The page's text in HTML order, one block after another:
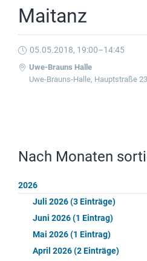
Maitanz
05.05.2018, 19:00–14:45
Uwe-Brauns Halle
Uwe-Brauns-Halle, Hauptstraße
Nach Monaten
2026
Juli 2026 (3 Einträge)
Juni 2026 (1 Eintrag)
Mai 2026 (1 Eintrag)
April 2026 (2 Einträge)